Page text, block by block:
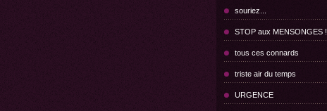
souriez...
STOP aux MENSONGES !
tous ces connards
triste air du temps
URGENCE